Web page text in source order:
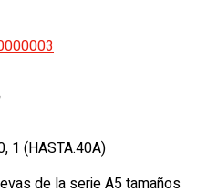
1 (HASTA.40A)
de la serie A5 tamaños